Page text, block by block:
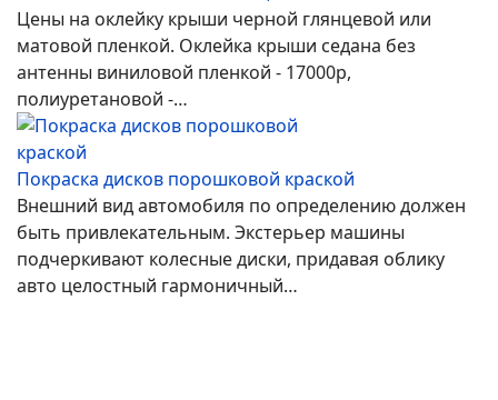
Цены на оклейку крыши черной глянцевой или
матовой пленкой. Оклейка крыши седана без
антенны виниловой пленкой - 17000р,
полиуретановой -…
Покраска дисков порошковой краской
Внешний вид автомобиля по определению должен
быть привлекательным. Экстерьер машины
подчеркивают колесные диски, придавая облику
авто целостный гармоничный…